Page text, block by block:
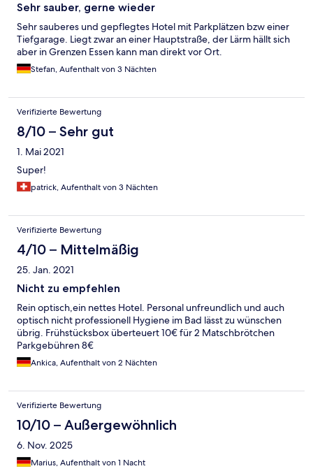
Sehr sauber, gerne wieder
Sehr sauberes und gepflegtes Hotel mit Parkplätzen bzw einer
Tiefgarage. Liegt zwar an einer Hauptstraße, der Lärm hällt sich
aber in Grenzen Essen kann man direkt vor Ort.
Stefan, Aufenthalt von 3 Nächten
Verifizierte Bewertung
8/10 – Sehr gut
1. Mai 2021
Super!
patrick, Aufenthalt von 3 Nächten
Verifizierte Bewertung
4/10 – Mittelmäßig
25. Jan. 2021
Nicht zu empfehlen
Rein optisch,ein nettes Hotel. Personal unfreundlich und auch
optisch nicht professionell Hygiene im Bad lässt zu wünschen
übrig. Frühstücksbox überteuert 10€ für 2 Matschbrötchen
Parkgebühren 8€
Ankica, Aufenthalt von 2 Nächten
Verifizierte Bewertung
10/10 – Außergewöhnlich
6. Nov. 2025
Marius, Aufenthalt von 1 Nacht